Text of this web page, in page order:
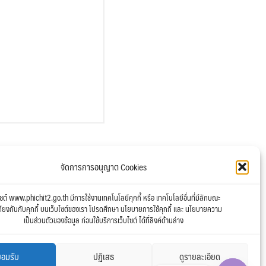
จัดการการอนุญาต Cookies
ซต์ www.phichit2.go.th มีการใช้งานเทคโนโลยีคุกกี้ หรือ เทคโนโลยีอื่นที่มีลักษณะ
ยงกันกับคุกกี้ บนเว็บไซต์ของเรา โปรดศึกษา นโยบายการใช้คุกกี้ และ นโยบายความ
เป็นส่วนตัวของข้อมูล ก่อนใช้บริการเว็บไซต์ ได้ที่ลิงค์ด้านล่าง
มรับ ปฏิเสธ ดูรายละเอียด